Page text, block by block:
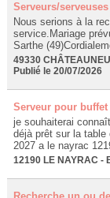
Serveurs/
Nous serions à la
service.Mariage
Sarthe
49330
Publié le 20/07/2026
Serveur pour buffet
je souhaiterai
déjà prêt sur la table
2027 a le nayrac
12190 LE NAYRAC -